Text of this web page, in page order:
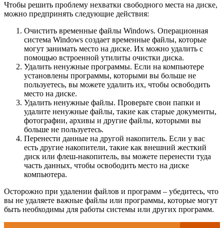
Чтобы решить проблему нехватки свободного места на диске,
можно предпринять следующие действия:
Очистить временные файлы Windows. Операционная
система Windows создает временные файлы, которые
могут занимать место на диске. Их можно удалить с
помощью встроенной утилиты очистки диска.
Удалить ненужные программы. Если на компьютере
установлены программы, которыми вы больше не
пользуетесь, вы можете удалить их, чтобы освободить
место на диске.
Удалить ненужные файлы. Проверьте свои папки и
удалите ненужные файлы, такие как старые документы,
фотографии, архивы и другие файлы, которыми вы
больше не пользуетесь.
Перенести данные на другой накопитель. Если у вас
есть другие накопители, такие как внешний жесткий
диск или флеш-накопитель, вы можете перенести туда
часть данных, чтобы освободить место на диске
компьютера.
Осторожно при удалении файлов и программ – убедитесь, что
вы не удаляете важные файлы или программы, которые могут
быть необходимы для работы системы или других программ.